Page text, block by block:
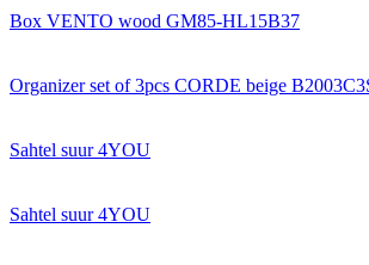
Box VENTO wood GM85-HL15B37
Organizer set of 3pcs CORDE beige
Sahtel suur 4YOU
Sahtel suur 4YOU